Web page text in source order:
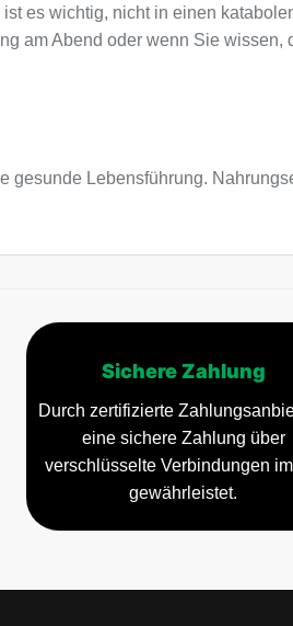
es wichtig, nicht in einen
am Abend oder wenn Sie wissen,
Lebensführung.
Sichere Zahlung
Durch zertifizierte
eine sichere Zahlung über
verschlüsselte Verbindungen
gewährleistet.